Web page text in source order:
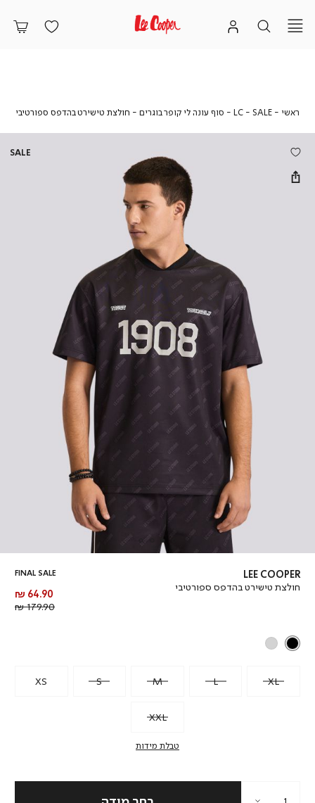
ראשי ראשי
SALE
SALE
LC - סוף עונה לי קופר בוגרים
LC
סוף
קופר
בוגרים
חולצת טישירט בהדפס ספורטיבי
LEE COOPER
חולצת טישירט בהדפס ספורטיבי
FINAL SALE
מחיר
מוצר
64.90 ₪
179.90 ₪
XS S M L XL
XXL
טבלת מידות
SALE